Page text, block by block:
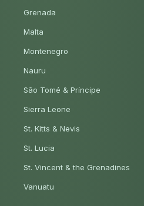
Grenada
Malta
Montenegro
Nauru
São Tomé & Príncipe
Sierra Leone
St. Kitts & Nevis
St. Lucia
St. Vincent & the Grenadines
Vanuatu